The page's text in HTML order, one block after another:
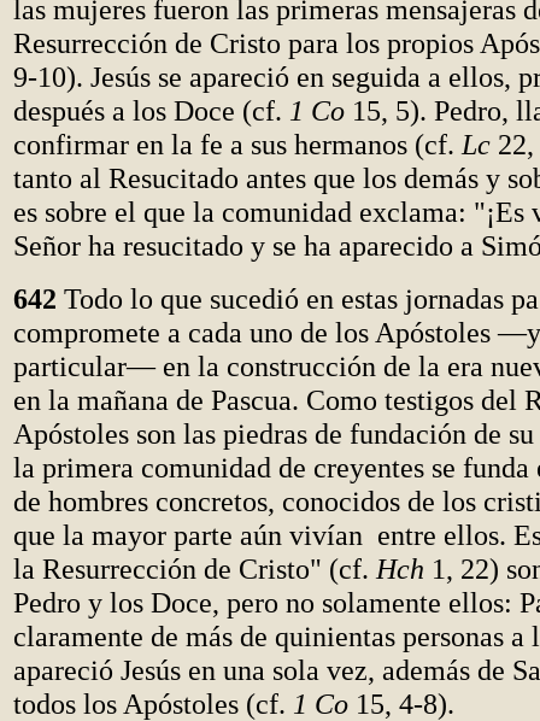
las mujeres fueron las primeras mensajeras
Resurrección de Cristo para los propios
9-10). Jesús se apareció en seguida a ellos,
después a los Doce (cf. 1 Co 15, 5). Pedro,
confirmar en la fe a sus hermanos (cf. Lc
tanto al Resucitado antes que los demás y
es sobre el que la comunidad exclama: "¡Es
Señor ha resucitado y se ha aparecido a
642 Todo lo que sucedió en estas jornadas
compromete a cada uno de los Apóstoles
particular— en la construcción de la era
en la mañana de Pascua. Como testigos del
Apóstoles son las piedras de fundación de
la primera comunidad de creyentes se
de hombres concretos, conocidos de los
que la mayor parte aún vivían entre ellos.
la Resurrección de Cristo" (cf. Hch 1, 22)
Pedro y los Doce, pero no solamente ellos:
claramente de más de quinientas personas a
apareció Jesús en una sola vez, además de
todos los Apóstoles (cf. 1 Co 15, 4-8).